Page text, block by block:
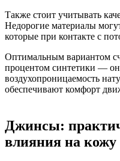
Также стоит учитывать
Недорогие материалы
которые при контакте с
Оптимальным вариантом
процентом синтетики —
воздухопроницаемость
обеспечивают комфорт
Джинсы:
влияния на кожу